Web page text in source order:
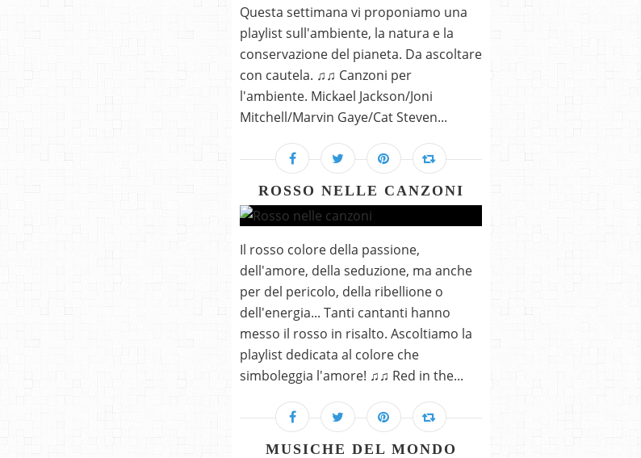
Questa settimana vi proponiamo una
playlist sull'ambiente, la natura e la
conservazione del pianeta. Da ascoltare
con cautela. ♫♫ Canzoni per
l'ambiente. Mickael Jackson/Joni
Mitchell/Marvin Gaye/Cat Steven...
ROSSO NELLE CANZONI
Il rosso colore della passione,
dell'amore, della seduzione, ma anche
per del pericolo, della ribellione o
dell'energia... Tanti cantanti hanno
messo il rosso in risalto. Ascoltiamo la
playlist dedicata al colore che
simboleggia l'amore! ♫♫ Red in the...
MUSICHE DEL MONDO